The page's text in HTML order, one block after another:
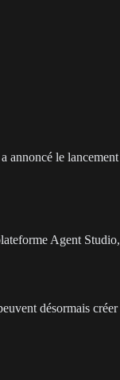
le
Agent
désormais